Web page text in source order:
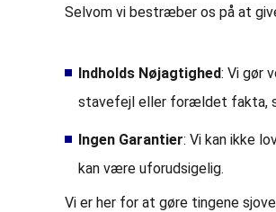
Selvom vi bestræber os på at
Indholds Nøjagtighed: Vi gør
stavefejl eller forældet fakta,
Ingen Garantier: Vi kan ikke
kan være uforudsigelig.
Vi er her for at gøre tingene